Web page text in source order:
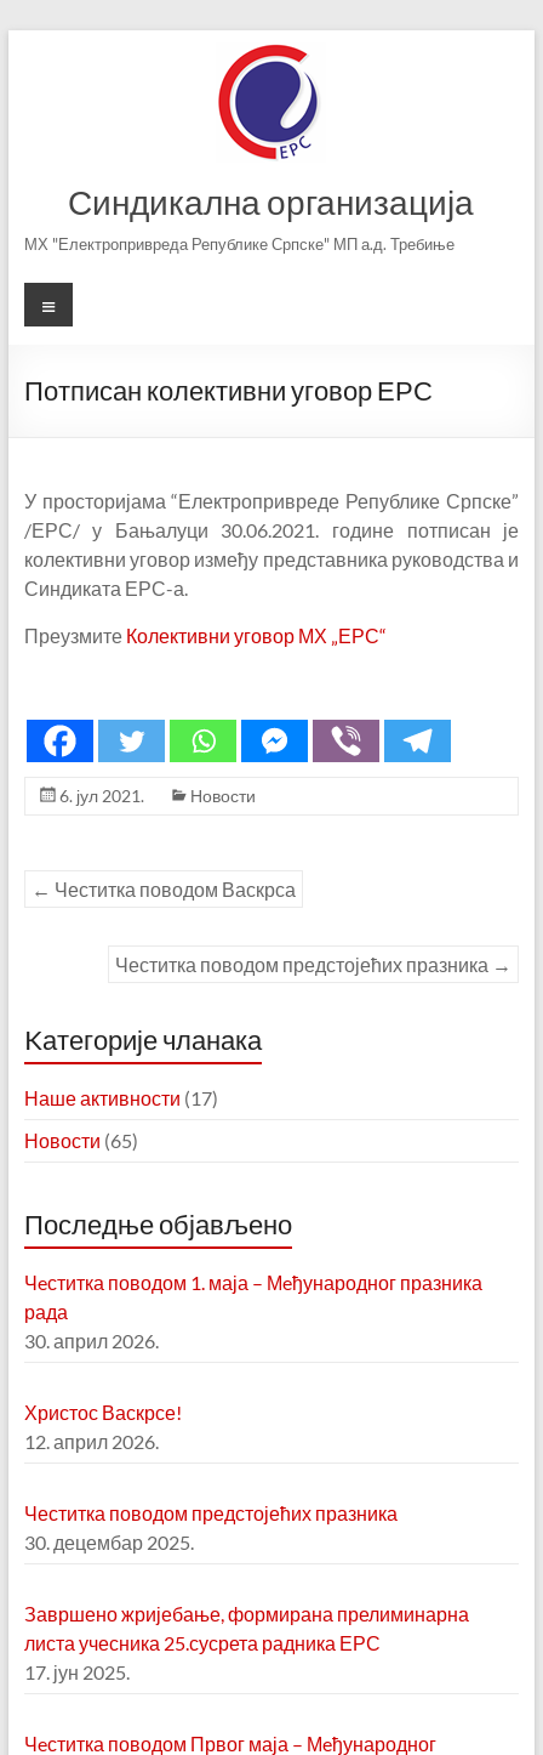
Синдикална организација
МХ "Електропривреда Републике Српске" МП а.д. Требиње
Menu
Потписан колективни уговор ЕРС
У просторијама “Електропривреде Републике Српске”
/ЕРС/ у Бањалуци 30.06.2021. године потписан је
колективни уговор између представника руководства и
Синдиката ЕРС-а.
Преузмите Колективни уговор МХ „ЕРС“
6. јул 2021. Новости
← Честитка поводом Васкрса
Честитка поводом предстојећих празника →
Kатегорије чланака
Наше активности (17)
Новости (65)
Последње објављено
Чeститка поводом 1. маја – Мeђународног празника
рада
30. април 2026.
Христос Васкрсе!
12. април 2026.
Честитка поводом предстојећих празника
30. децембар 2025.
Завршено жријебање, формирана прелиминарна
листа учесника 25.сусрета радника ЕРС
17. јун 2025.
Чeститка поводом Првог маја – Мeђународног